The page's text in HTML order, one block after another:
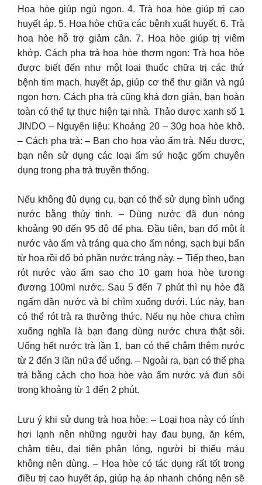
Hoa hòe giúp ngủ ngon. 4. Trà hoa hòe giúp trị cao
huyết áp. 5. Hoa hòe chữa các bệnh xuất huyết. 6. Trà
hoa hòe hỗ trợ giảm cân. 7. Hoa hòe giúp trị viêm
khớp. Cách pha trà hoa hòe thơm ngon: Trà hoa hòe
được biết đến như một loại thuốc chữa trị các thứ
bệnh tim mạch, huyết áp, giúp cơ thể thư giãn và ngủ
ngon hơn. Cách pha trà cũng khá đơn giản, bạn hoàn
toàn có thể tự thực hiện tại nhà. Thảo dược xanh số 1
JINDO – Nguyên liệu: Khoảng 20 – 30g hoa hòe khô.
– Cách pha trà: – Bạn cho hoa vào ấm trà. Nếu được,
bạn nên sử dụng các loại ấm sứ hoặc gốm chuyên
dụng trong pha trà truyền thống.
Nếu không đủ dụng cụ, bạn có thể sử dụng bình uống
nước bằng thủy tinh. – Dùng nước đã đun nóng
khoảng 90 đến 95 độ để pha. Đầu tiên, bạn đổ một ít
nước vào ấm và tráng qua cho ấm nóng, sạch bụi bẩn
từ hoa rồi đổ bỏ phần nước tráng này. – Tiếp theo, bạn
rót nước vào ấm sao cho 10 gam hoa hòe tương
đương 100ml nước. Sau 5 đến 7 phút thì nụ hòe đã
ngấm dần nước và bị chìm xuống dưới. Lúc này, bạn
có thể rót trà ra thưởng thức. Nếu nụ hòe chưa chìm
xuống nghĩa là bạn đang dùng nước chưa thật sôi.
Uống hết nước trà lần 1, bạn có thể châm thêm nước
từ 2 đến 3 lần nữa để uống. – Ngoài ra, bạn có thể pha
trà bằng cách cho hoa hòe vào ấm nước và đun sôi
trong khoảng từ 1 đến 2 phút.
Lưu ý khi sử dụng trà hoa hòe: – Loại hoa này có tính
hơi lạnh nên những người hay đau bụng, ăn kém,
chậm tiêu, đại tiện phân lỏng, người bị thiếu máu
không nên dùng. – Hoa hòe có tác dụng rất tốt trong
điều trị cao huyết áp, giúp hạ áp nhanh chóng nên sẽ